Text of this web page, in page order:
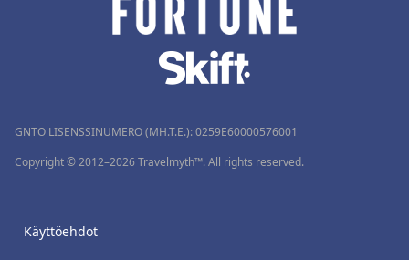
GNTO LISENSSINUMERO (MH.T.E.): 0259Ε60000576001
Copyright © 2012–2026 Travelmyth™. All rights reserved.
Käyttöehdot